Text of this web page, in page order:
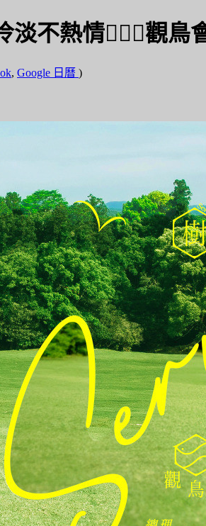
淡不熱情🧖🏻‍♀️觀鳥
, Google 日曆 )